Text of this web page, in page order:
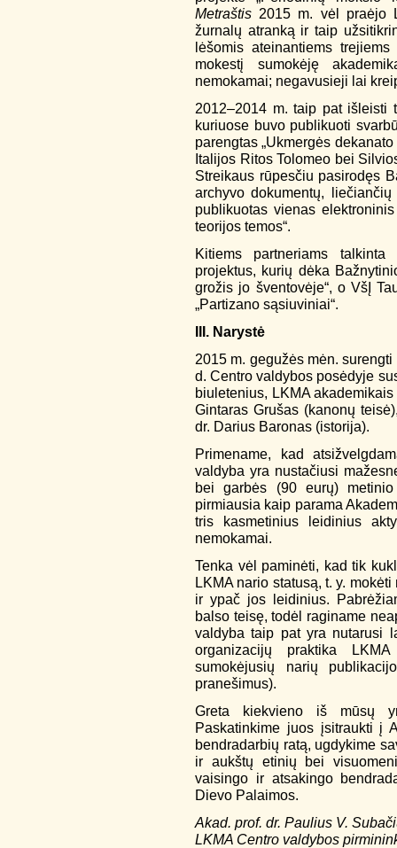
Metraštis 2015 m. vėl praėjo
žurnalų atranką ir taip
lėšomis ateinantiems
mokestį sumokėję
nemokamai; negavusieji lai
2012–2014 m. taip pat išleisti
kuriuose buvo publikuoti
parengtas „Ukmergės
Italijos Ritos Tolomeo bei
Streikaus rūpesčiu pasirodęs
archyvo dokumentų,
publikuotas vienas
teorijos temos“.
Kitiems partneriams
projektus, kurių dėka
grožis jo šventovėje“, o VšĮ
„Partizano sąsiuviniai“.
III. Narystė
2015 m. gegužės mėn.
d. Centro valdybos posėdyje
biuletenius, LKMA
Gintaras Grušas (kanonų
dr. Darius Baronas (istorija).
Primename, kad
valdyba yra nustačiusi
bei garbės (90 eurų)
pirmiausia kaip parama
tris kasmetinius leidinius
nemokamai.
Tenka vėl paminėti, kad tik
LKMA nario statusą, t. y.
ir ypač jos leidinius.
balso teisę, todėl raginame
valdyba taip pat yra nutarusi
organizacijų praktika
sumokėjusių narių
pranešimus).
Greta kiekvieno iš mūsų
Paskatinkime juos įsitraukti į
bendradarbių ratą, ugdykime
ir aukštų etinių bei
vaisingo ir atsakingo
Dievo Palaimos.
Akad. prof. dr. Paulius V.
LKMA Centro valdybos